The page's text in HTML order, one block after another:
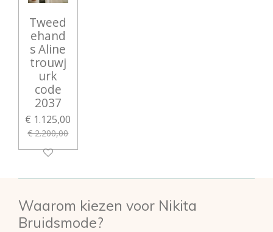
Tweed
ehand
s Aline
trouwj
urk
code
2037
€ 1.125,00
€ 2.200,00
Waarom kiezen voor Nikita
Bruidsmode?